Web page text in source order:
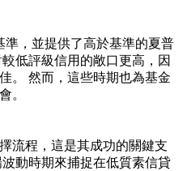
準，並提供了高於基準的夏普
低評級信用的敞口更高，因
。 然而，這些時期也為基金
。
流程，這是其成功的關鍵支
動時期來捕捉在低質素信貸